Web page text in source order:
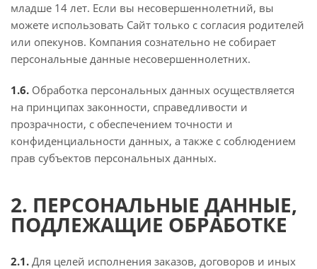
младше 14 лет. Если вы несовершеннолетний, вы
можете использовать Сайт только с согласия родителей
или опекунов. Компания сознательно не собирает
персональные данные несовершеннолетних.
1.6. Обработка персональных данных осуществляется
на принципах законности, справедливости и
прозрачности, с обеспечением точности и
конфиденциальности данных, а также с соблюдением
прав субъектов персональных данных.
2. ПЕРСОНАЛЬНЫЕ ДАННЫЕ,
ПОДЛЕЖАЩИЕ ОБРАБОТКЕ
2.1. Для целей исполнения заказов, договоров и иных